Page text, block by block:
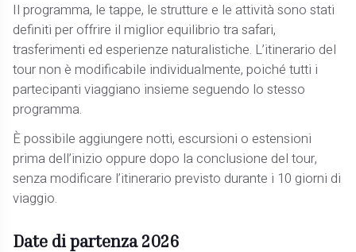
Il programma, le tappe, le strutture e le attività sono stati
definiti per offrire il miglior equilibrio tra safari,
trasferimenti ed esperienze naturalistiche. L’itinerario del
tour non è modificabile individualmente, poiché tutti i
partecipanti viaggiano insieme seguendo lo stesso
programma.
È possibile aggiungere notti, escursioni o estensioni
prima dell’inizio oppure dopo la conclusione del tour,
senza modificare l’itinerario previsto durante i 10 giorni di
viaggio.
Date di partenza 2026